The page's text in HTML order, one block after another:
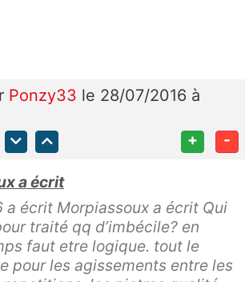
Ponzy33 le 28/07/2016 à
+ -
a écrit
a écrit Morpiassoux a écrit Qui
traité qq d’imbécile? en
faut etre logique. tout le
pour les agissements entre les